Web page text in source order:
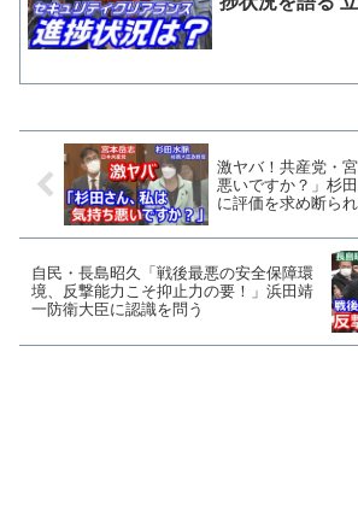
激ヤバ！共産党・
悪いですか？」杉
に評価を求め断ら
自民・長島昭久「戦後最悪の安全保障環
境、反撃能力こそ抑止力の要！」浜田靖
一防衛大臣に認識を問う